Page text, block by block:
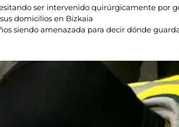
ser intervenido quirúrgicamente por
domicilios en Bizkaia
siendo amenazada para decir dónde